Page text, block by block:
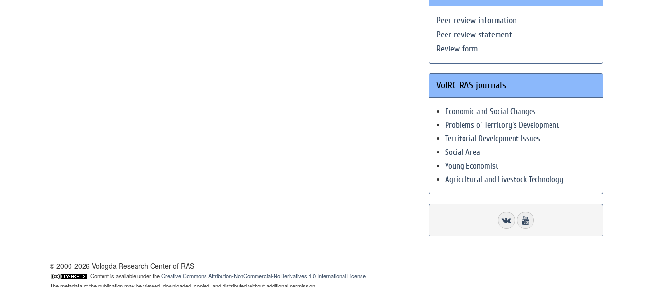
Peer review information
Peer review statement
Review form
VolRC RAS journals
Economic and Social Changes
Problems of Territory`s Development
Territorial Development Issues
Social Area
Young Economist
Agricultural and Livestock Technology
© 2000-2026 Vologda Research Center of RAS
Content is available under theCreative Commons Attribution-NonCommercial-NoDerivatives 4.0 International License